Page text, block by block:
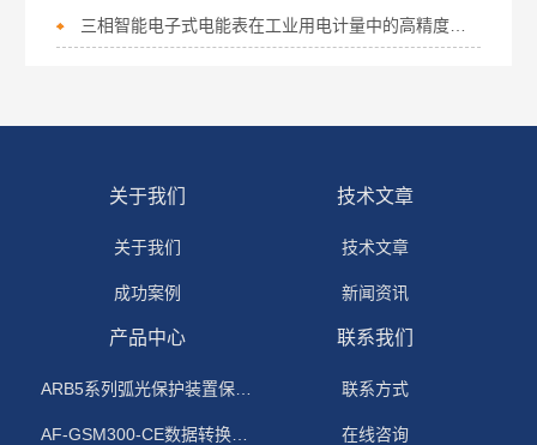
关于我们
关于我们
成功案例
技术文章
技术文章
新闻资讯
产品中心
ARB5系列弧光保护装置保护功能原理
AF-GSM300-CE数据转换模块
联系我们
联系方式
在线咨询